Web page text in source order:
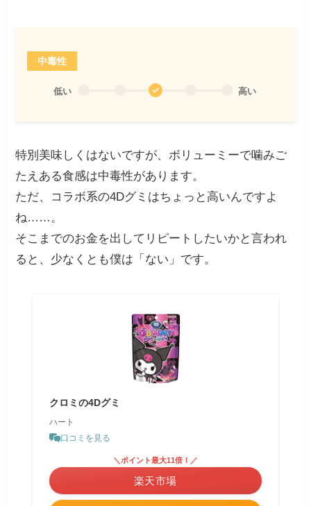
中毒性
低い 高い
特別美味しくはないですが、ボリューミーで噛みご
たえある食感は中毒性があります。
ただ、コラボ系の4Dグミはちょっと高いんですよ
ね……。
そこまでのお金を出してリピートしたいかと言われ
ると、少なくとも僕は「ない」です。
クロミの4Dグミ
ハート
口コミを見る
＼ポイント最大11倍！／
楽天市場